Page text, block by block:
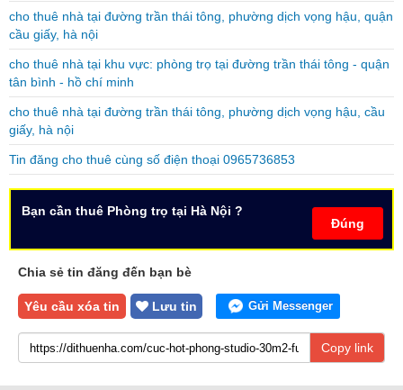
cho thuê nhà tại đường trần thái tông, phường dịch vọng hậu, quận
cầu giấy, hà nội
cho thuê nhà tại khu vực: phòng trọ tại đường trần thái tông - quận
tân bình - hồ chí minh
cho thuê nhà tại đường trần thái tông, phường dịch vọng hậu, cầu
giấy, hà nội
Tin đăng cho thuê cùng số điện thoại 0965736853
Đúng
Bạn cần thuê Phòng trọ tại Hà Nội ?
Chia sẻ tin đăng đến bạn bè
Yêu cầu xóa tin Lưu tin Gửi Messenger
Copy link